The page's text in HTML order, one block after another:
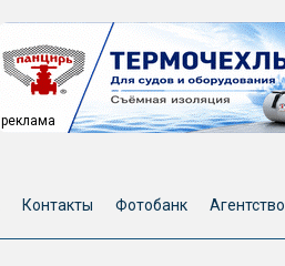
реклама
Контакты Фотобанк Агентство